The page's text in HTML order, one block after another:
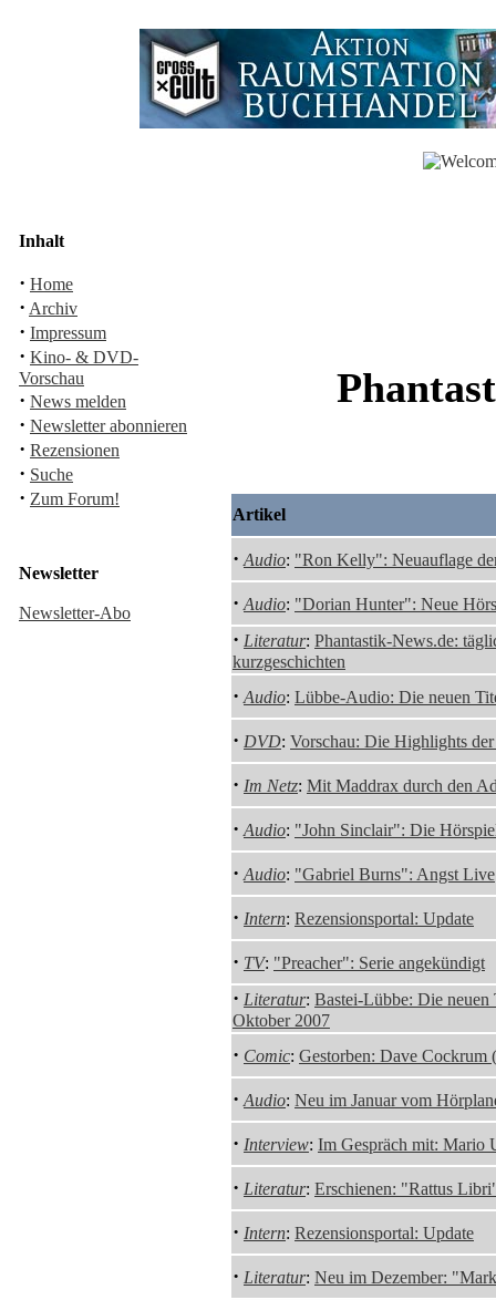
Inhalt
· Home
· Archiv
· Impressum
· Kino- & DVD-
Vorschau
· News melden
· Newsletter abonnieren
· Rezensionen
· Suche
· Zum Forum!
Newsletter
Newsletter-Abo
Artikel
· Audio: "Ron Kelly": Neuauflage
· Audio: "Dorian Hunter": Neue
· Literatur: Phantastik-News.de:
kurzgeschichten
· Audio: Lübbe-Audio: Die neuen
· DVD: Vorschau: Die Highlights
· Im Netz: Mit Maddrax durch den
· Audio: "John Sinclair": Die
· Audio: "Gabriel Burns": Angst Live
· Intern: Rezensionsportal: Update
· TV: "Preacher": Serie angekündigt
· Literatur: Bastei-Lübbe: Die
Oktober 2007
· Comic: Gestorben: Dave Cockrum
· Audio: Neu im Januar vom
· Interview: Im Gespräch mit: Mario
· Literatur: Erschienen: "Rattus
· Intern: Rezensionsportal: Update
· Literatur: Neu im Dezember: